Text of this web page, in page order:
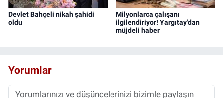
Devlet Bahçeli nikah şahidi
oldu
Milyonlarca çalışanı
ilgilendiriyor! Yargıtay'dan
müjdeli haber
Yorumlar